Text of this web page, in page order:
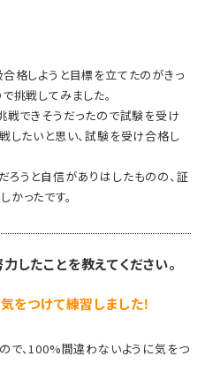
格しようと目標を立てたのがきっ
挑戦してみました。
戦できそうだったので試験を受け
したいと思い、試験を受け合格し
うと自信がありはしたものの、証
ったです。
したことを教えてください。
つけて練習しました！
で、100%間違わないように気をつ